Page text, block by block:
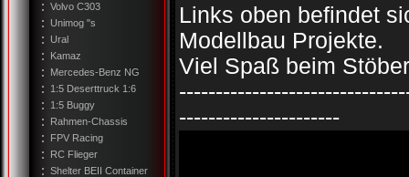
Volvo C303
Unimog "s
Ural
Kamaz
Mercedes-Benz NG
1:5 Deserttruck 1:6
1:5 Buggy
Rahmen-Chassis
FPV Racing
RC Flieger
Shelter BEII Container
Links oben befindet
Modellbau Projekte.
Viel Spaß beim
----------------------